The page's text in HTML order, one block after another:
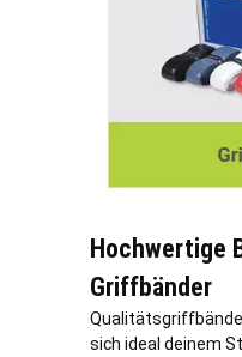
Hochwertige
Griffbänder
sich ideal deinem